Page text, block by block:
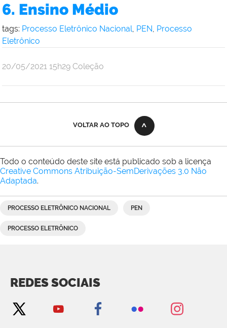
6. Ensino Médio
tags: Processo Eletrônico Nacional, PEN, Processo
Eletrônico
por
publicado
20/05/2021 15h29 Coleção
VOLTAR AO TOPO
Todo o conteúdo deste site está publicado sob a licença
Creative Commons Atribuição-SemDerivações 3.0 Não
Adaptada.
PROCESSO ELETRÔNICO NACIONAL PEN
PROCESSO ELETRÔNICO
REDES SOCIAIS